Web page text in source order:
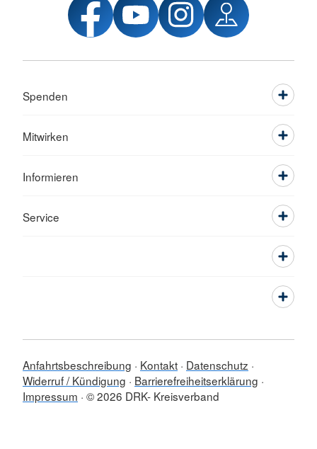
Spenden
Mitwirken
Informieren
Service
Anfahrtsbeschreibung Kontakt Datenschutz
Widerruf / Kündigung
Barrierefreiheitserklärung
Impressum © 2026 DRK- Kreisverband